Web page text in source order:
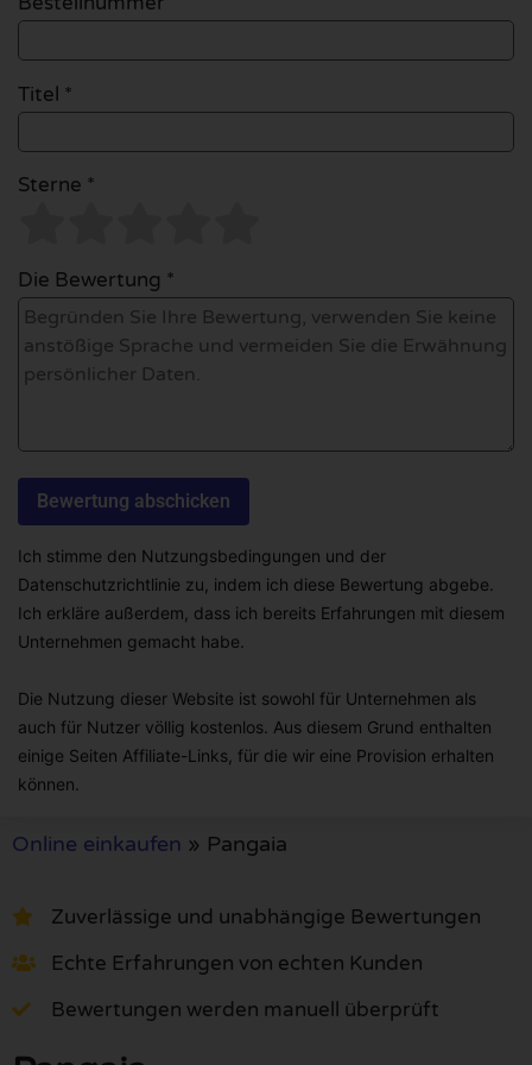
Titel *
Sterne *
Die Bewertung *
Ich stimme den Nutzungsbedingungen und der
Datenschutzrichtlinie zu, indem ich diese Bewertung abgebe.
Ich erkläre außerdem, dass ich bereits Erfahrungen mit diesem
Unternehmen gemacht habe.
Die Nutzung dieser Website ist sowohl für Unternehmen als
auch für Nutzer völlig kostenlos. Aus diesem Grund enthalten
einige Seiten Affiliate-Links, für die wir eine Provision erhalten
können.
Online einkaufen » Pangaia
Zuverlässige und unabhängige Bewertungen
Echte Erfahrungen von echten Kunden
Bewertungen werden manuell überprüft